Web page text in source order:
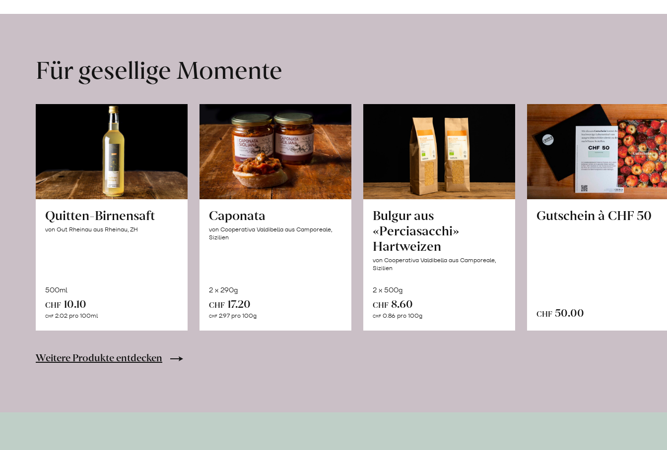
ab
Für gesellige Momente
Quitten-Birnensaft
von Gut Rheinau aus Rheinau, ZH
500ml
CHF 10.10
CHF 2.02 pro 100ml
Caponata
von Cooperativa Valdibella aus Camporeale,
Sizilien
2 x 290g
CHF 17.20
CHF 2.97 pro 100g
Bulgur aus
«Perciasacchi»
Hartweizen
von Cooperativa Valdibella aus Camporeale,
Sizilien
2 x 500g
CHF 8.60
CHF 0.86 pro 100g
Gutschein à CHF 50
CHF 50.00
Warenkorb
Weitere Produkte entdecken